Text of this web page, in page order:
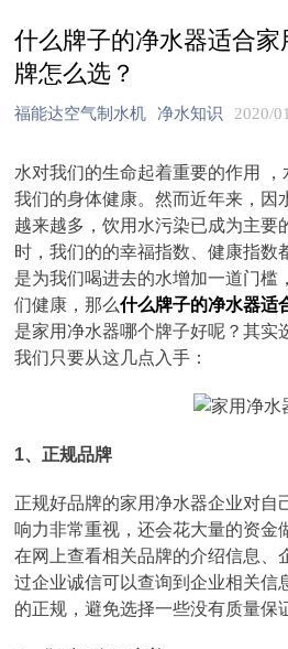
什么牌子的净水器适合
牌怎么选？
福能达空气制水机 净水知识 2020/
水对我们的生命起着重要的作用
我们的身体健康。然而近年来，因
越来越多，饮用水污染已成为主要
时，我们的的幸福指数、健康指数
是为我们喝进去的水增加一道门槛
们健康，那么什么牌子的净水器适
是家用净水器哪个牌子好呢？其实
我们只要从这几点入手：
1、正规品牌
正规好品牌的家用净水器企业对自
响力非常重视，还会花大量的资金
在网上查看相关品牌的介绍信息、
过企业诚信可以查询到企业相关信
的正规，避免选择一些没有质量保